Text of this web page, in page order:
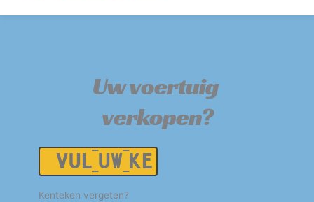
Uw voertuig
verkopen?
Kenteken
Kenteken vergeten?